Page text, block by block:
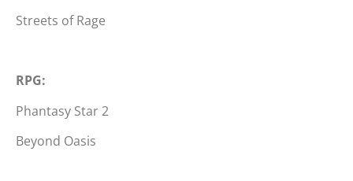
Streets of Rage
RPG:
Phantasy Star 2
Beyond Oasis